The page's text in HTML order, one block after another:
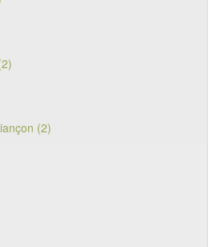
(2)